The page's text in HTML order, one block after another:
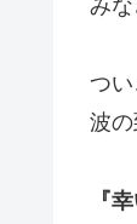
みな
つ
波
『